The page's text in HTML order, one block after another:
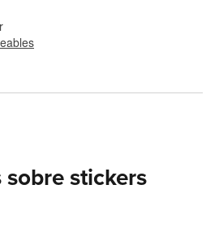
stickers